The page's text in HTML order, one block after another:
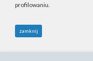
profilowaniu.
zamknij